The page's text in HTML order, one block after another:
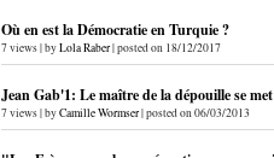
Où en est la Démocratie en Turquie ?
7 views|byLola Raber|posted on 18/12/2017
Jean Gab'1: Le maître de la dépouille se
7 views|byCamille Wormser|posted on 06/03/2013